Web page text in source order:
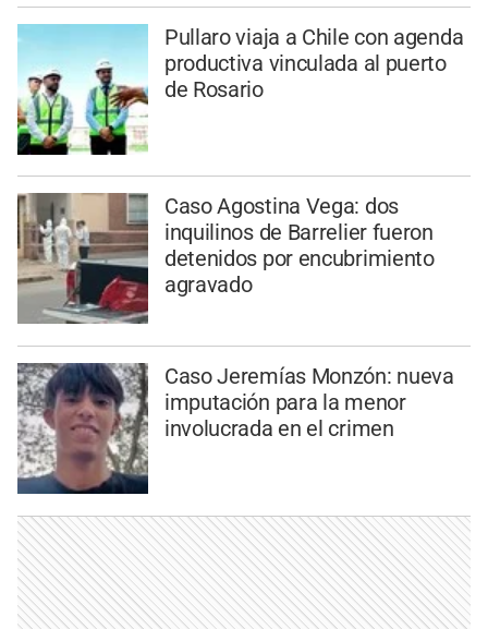
Pullaro viaja a Chile con agenda
productiva vinculada al puerto
de Rosario
Caso Agostina Vega: dos
inquilinos de Barrelier fueron
detenidos por encubrimiento
agravado
Caso Jeremías Monzón: nueva
imputación para la menor
involucrada en el crimen